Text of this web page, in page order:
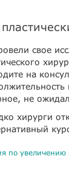
свое
на
не
хирурги
по увеличению